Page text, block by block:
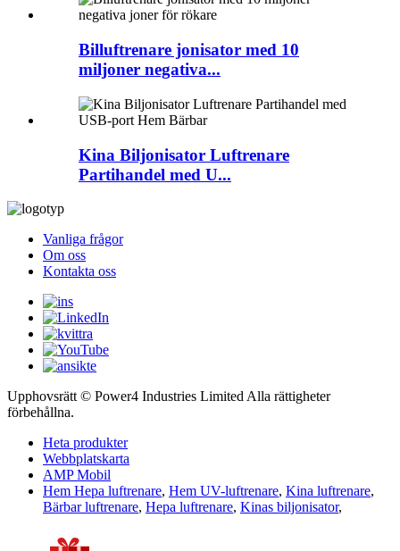
Billuftrenare jonisator med 10
miljoner negativa...
Kina Biljonisator Luftrenare
Partihandel med U...
Vanliga frågor
Om oss
Kontakta oss
Upphovsrätt © Power4 Industries Limited Alla rättigheter
förbehållna.
Heta produkter
Webbplatskarta
AMP Mobil
Hem Hepa luftrenare, Hem UV-luftrenare, Kina luftrenare,
Bärbar luftrenare, Hepa luftrenare, Kinas biljonisator,